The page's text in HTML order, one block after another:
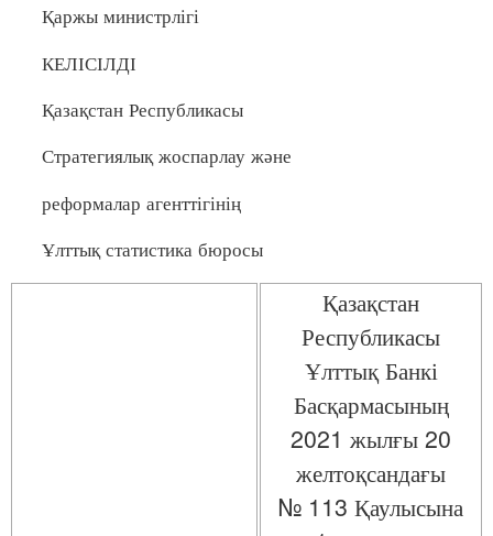
Қаржы министрлігі
КЕЛІСІЛДІ
Қазақстан Республикасы
Стратегиялық жоспарлау және
реформалар агенттігінің
Ұлттық статистика бюросы
Қазақстан
Республикасы
Ұлттық Банкі
Басқармасының
2021 жылғы 20
желтоқсандағы
№ 113 Қаулысына